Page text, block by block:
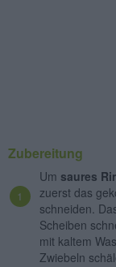
Zubereitung
Um saures
zuerst das
schneiden.
Scheiben
mit kaltem
Zwiebeln